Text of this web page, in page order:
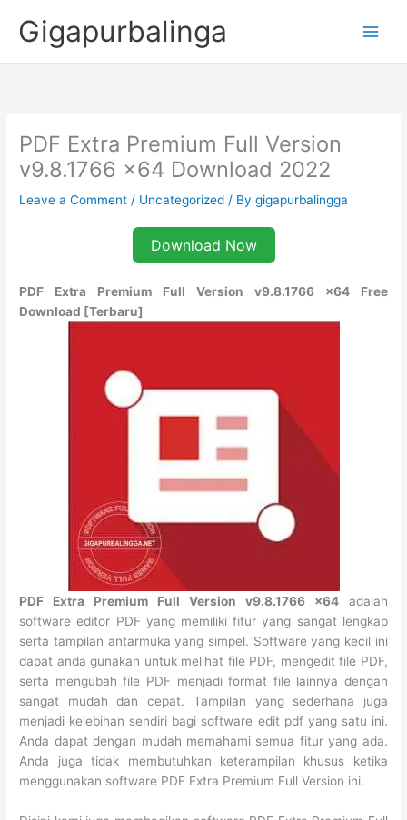
Gigapurbalinga
PDF Extra Premium Full Version
v9.8.1766 x64 Download 2022
Leave a Comment / Uncategorized / Bygigapurbalingga
Download Now
PDF Extra Premium Full Version v9.8.1766 x64 Free
Download [Terbaru]
PDF Extra Premium Full Version v9.8.1766 x64adalah
software editor PDF yang memiliki fitur yang sangat lengkap
serta tampilan antarmuka yang simpel. Software yang kecil ini
dapat anda gunakan untuk melihat file PDF, mengedit file PDF,
serta mengubah file PDF menjadi format file lainnya dengan
sangat mudah dan cepat. Tampilan yang sederhana juga
menjadi kelebihan sendiri bagi software edit pdf yang satu ini.
Anda dapat dengan mudah memahami semua fitur yang ada.
Anda juga tidak membutuhkan keterampilan khusus ketika
menggunakan software PDF Extra Premium Full Version ini.